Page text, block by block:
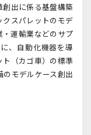
創出に係る基盤構築
スパレットのモデ
運輸業などのサプ
、自動化機器を導
（カゴ車）の標準
モデルケース創出